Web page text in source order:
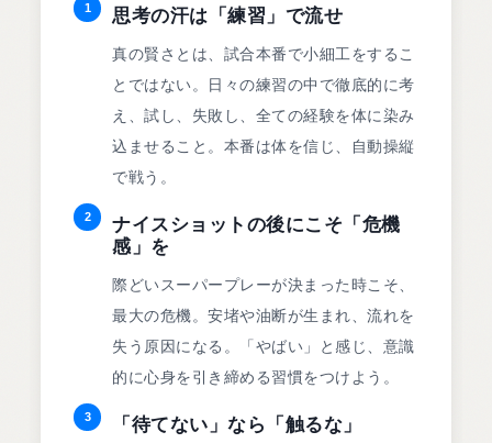
1 思考の汗は「練習」で流せ
真の賢さとは、試合本番で小細工をするこ
とではない。日々の練習の中で徹底的に考
え、試し、失敗し、全ての経験を体に染み
込ませること。本番は体を信じ、自動操縦
で戦う。
2
ナイスショットの後にこそ「危機
感」を
際どいスーパープレーが決まった時こそ、
最大の危機。安堵や油断が生まれ、流れを
失う原因になる。「やばい」と感じ、意識
的に心身を引き締める習慣をつけよう。
3 「待てない」なら「触るな」